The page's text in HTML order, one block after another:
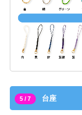
5 / 7 台座